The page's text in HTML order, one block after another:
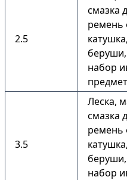
2.5
смазка
ремень
беруши,
набор
3.5
Леска,
смазка
ремень
беруши,
набор